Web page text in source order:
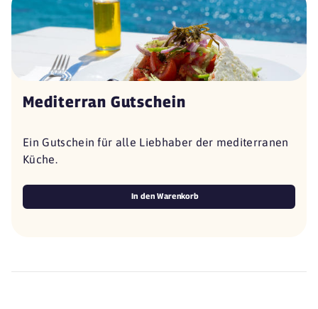
Mediterran Gutschein
Ein Gutschein für alle Liebhaber der mediterranen
Küche.
In den Warenkorb